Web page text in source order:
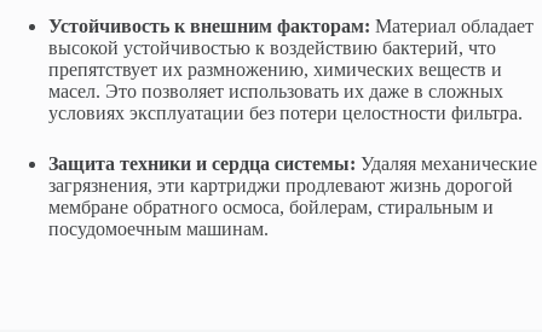
Устойчивость к внешним факторам: Материал обладает
высокой устойчивостью к воздействию бактерий, что
препятствует их размножению, химических веществ и
масел. Это позволяет использовать их даже в сложных
условиях эксплуатации без потери целостности фильтра.
Защита техники и сердца системы: Удаляя механические
загрязнения, эти картриджи продлевают жизнь дорогой
мембране обратного осмоса, бойлерам, стиральным и
посудомоечным машинам.